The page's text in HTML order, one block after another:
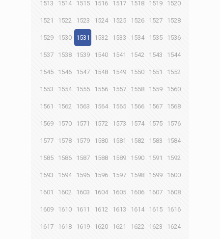
1513 1514 1515 1516 1517 1518 1519 1520
1521 1522 1523 1524 1525 1526 1527 1528
1529 1530 1531 1532 1533 1534 1535 1536
1537 1538 1539 1540 1541 1542 1543 1544
1545 1546 1547 1548 1549 1550 1551 1552
1553 1554 1555 1556 1557 1558 1559 1560
1561 1562 1563 1564 1565 1566 1567 1568
1569 1570 1571 1572 1573 1574 1575 1576
1577 1578 1579 1580 1581 1582 1583 1584
1585 1586 1587 1588 1589 1590 1591 1592
1593 1594 1595 1596 1597 1598 1599 1600
1601 1602 1603 1604 1605 1606 1607 1608
1609 1610 1611 1612 1613 1614 1615 1616
1617 1618 1619 1620 1621 1622 1623 1624